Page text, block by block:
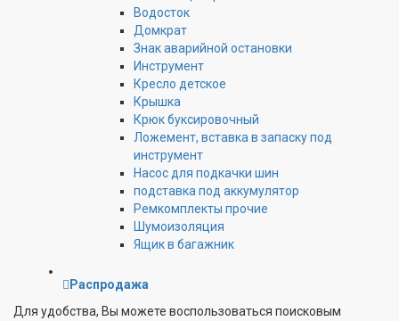
Водосток
Домкрат
Знак аварийной остановки
Инструмент
Кресло детское
Крышка
Крюк буксировочный
Ложемент, вставка в запаску под
инструмент
Насос для подкачки шин
подставка под аккумулятор
Ремкомплекты прочие
Шумоизоляция
Ящик в багажник
Распродажа
Для удобства, Вы можете воспользоваться поисковым